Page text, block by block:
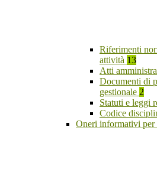
Riferimenti
attività 13
Atti
Documenti di
gestionale 2
Statuti e leggi
Codice
Oneri informativi per